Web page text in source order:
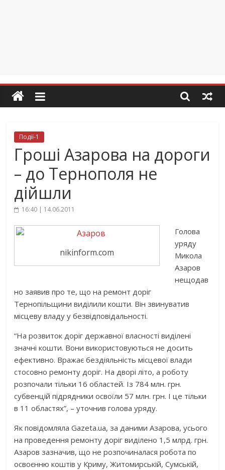
Події-1
Гроші Азарова на дороги
– до Тернополя не
дійшли
16:40 | 14.06.2011
nikinform.com
Голова
уряду
Микола
Азаров
нещодав
но заявив про те, що на ремонт доріг
Тернопільщини виділили кошти. Він звинуватив
місцеву владу у безвідповідальності.
“На розвиток доріг державної власності виділені
значні кошти. Вони використовуються не досить
ефективно. Вражає бездіяльність місцевої влади
стосовно ремонту доріг. На дворі літо, а роботу
розпочали тільки 16 областей. Із 784 млн. грн.
субвенцій підрядники освоїли 57 млн. грн. І це тільки
в 11 областях”, – уточнив голова уряду.
Як повідомляла Gazeta.ua, за даними Азарова, усього
на проведення ремонту доріг виділено 1,5 млрд. грн.
Азаров зазначив, що не розпочиналася робота по
освоєнню коштів у Криму, Житомирській, Сумській,